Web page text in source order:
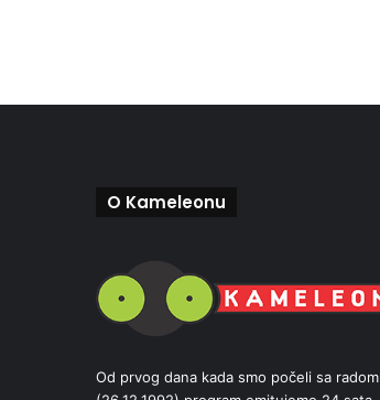
O Kameleonu
Od prvog dana kada smo počeli sa radom